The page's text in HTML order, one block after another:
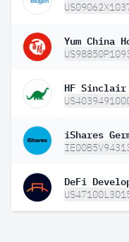
Yum China
HF Sinclair
iShares
DeFi